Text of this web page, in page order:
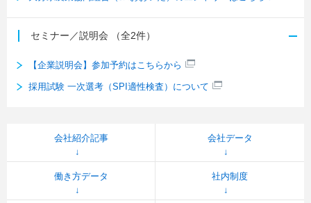
セミナー／説明会 （全2件）
【企業説明会】参加予約はこちらから
採用試験 一次選考（SPI適性検査）について
会社紹介記事 会社データ
働き方データ 社内制度